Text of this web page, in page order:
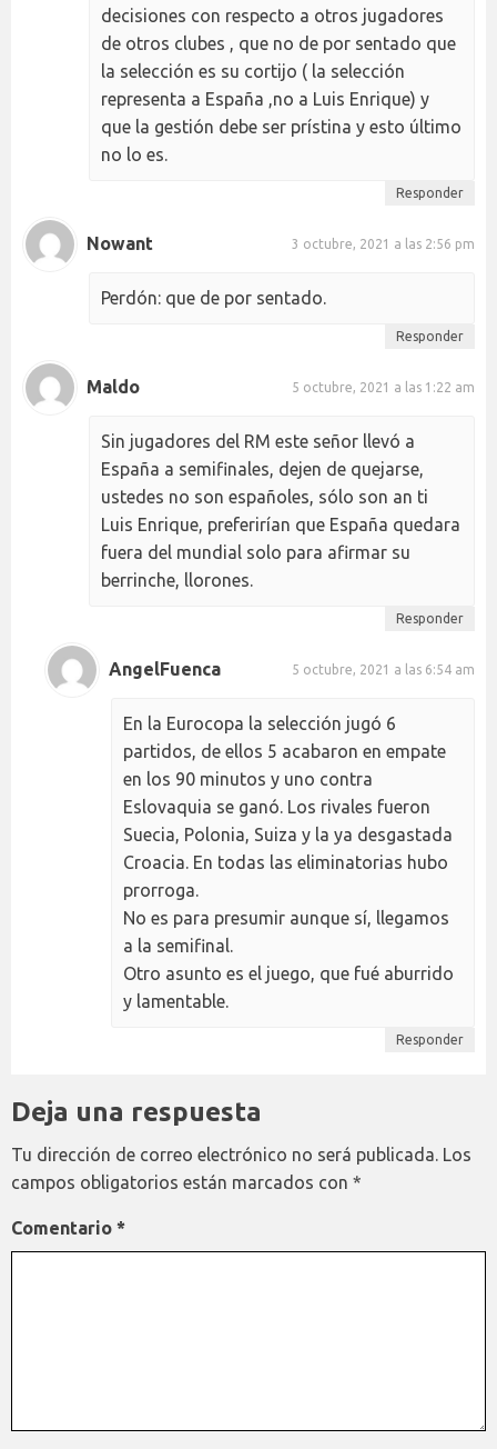
decisiones con respecto a otros jugadores
de otros clubes , que no de por sentado que
la selección es su cortijo ( la selección
representa a España ,no a Luis Enrique) y
que la gestión debe ser prístina y esto último
no lo es.
Responder
Nowant 3 octubre, 2021 a las 2:56 pm
Perdón: que de por sentado.
Responder
Maldo 5 octubre, 2021 a las 1:22 am
Sin jugadores del RM este señor llevó a
España a semifinales, dejen de quejarse,
ustedes no son españoles, sólo son an ti
Luis Enrique, preferirían que España quedara
fuera del mundial solo para afirmar su
berrinche, llorones.
Responder
AngelFuenca 5 octubre, 2021 a las 6:54 am
En la Eurocopa la selección jugó 6
partidos, de ellos 5 acabaron en empate
en los 90 minutos y uno contra
Eslovaquia se ganó. Los rivales fueron
Suecia, Polonia, Suiza y la ya desgastada
Croacia. En todas las eliminatorias hubo
prorroga.
No es para presumir aunque sí, llegamos
a la semifinal.
Otro asunto es el juego, que fué aburrido
y lamentable.
Responder
Deja una respuesta
Tu dirección de correo electrónico no será publicada. Los
campos obligatorios están marcados con *
Comentario *